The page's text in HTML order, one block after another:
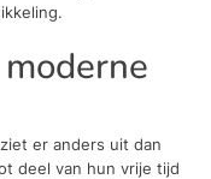
er anders uit dan
deel van hun vrije tijd